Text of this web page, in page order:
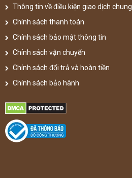
Thông tin về điều kiện giao dịch chung
Chính sách thanh toán
Chính sách bảo mật thông tin
Chính sách vận chuyển
Chính sách đổi trả và hoàn tiền
Chính sách bảo hành